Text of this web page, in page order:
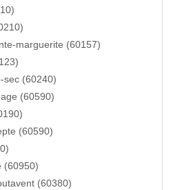
marguerite (60157)
sec (60240)
(60590)
(60590)
(60950)
(60380)